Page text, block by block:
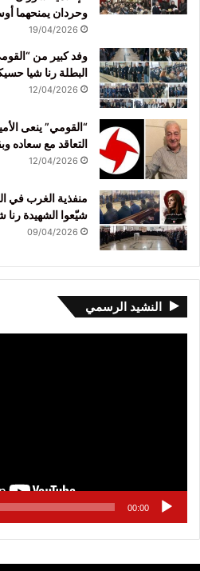
وحردان يمنحهما
19/04/2026
وفد كبير من
البطلة رنا شيا
12/04/2026
“القومي” ينعى
التعاقد مع سعاده
12/04/2026
منفذية الغرب في
شيّعوا الشهيدة
09/04/2026
النشيد الرسمي
00:00